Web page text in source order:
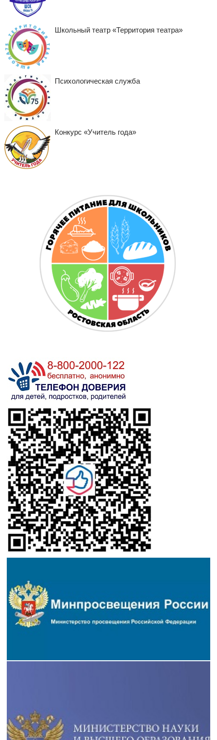
Школьный театр «Территория театра»
Психологическая служба
Конкурс «Учитель года»